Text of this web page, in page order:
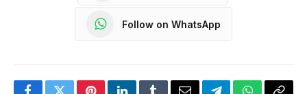
Follow on WhatsApp